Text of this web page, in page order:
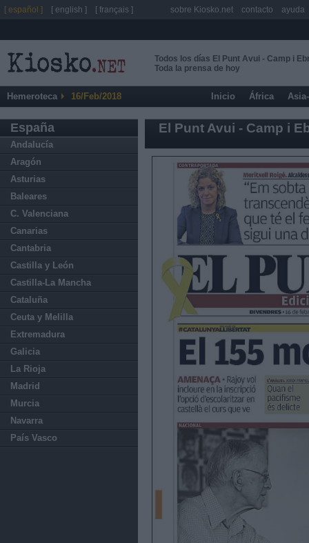
Todos los días El Punt Avui - Camp i
Toda la prensa de hoy
Hemeroteca 16/Feb/2018 Inicio África
España
Andalucía
Aragón
Asturias
Baleares
C. Valenciana
Canarias
Cantabria
Castilla y León
Castilla-La Mancha
Cataluña
Ceuta y Melilla
Extremadura
Galicia
La Rioja
Madrid
Murcia
Navarra
País Vasco
El Punt Avui - Camp i
[ español ] [ english ] [ français ] sobre Kiosko.net contacto ayuda